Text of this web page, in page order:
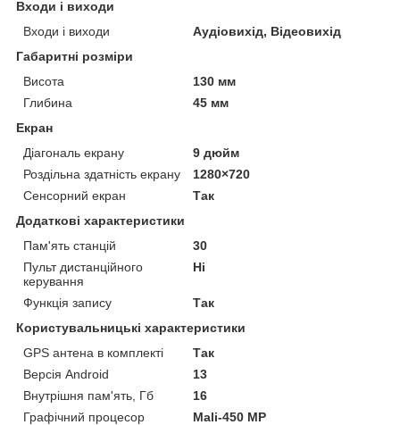
Входи і виходи
Входи і виходи
Аудіовихід, Відеовихід
Габаритні розміри
Висота
130 мм
Глибина
45 мм
Екран
Діагональ екрану
9 дюйм
Роздільна здатність екрану
1280×720
Сенсорний екран
Так
Додаткові характеристики
Пам'ять станцій
30
Пульт дистанційного
керування
Ні
Функція запису
Так
Користувальницькі характеристики
GPS антена в комплекті
Так
Версія Android
13
Внутрішня пам'ять, Гб
16
Графічний процесор
Mali-450 MP